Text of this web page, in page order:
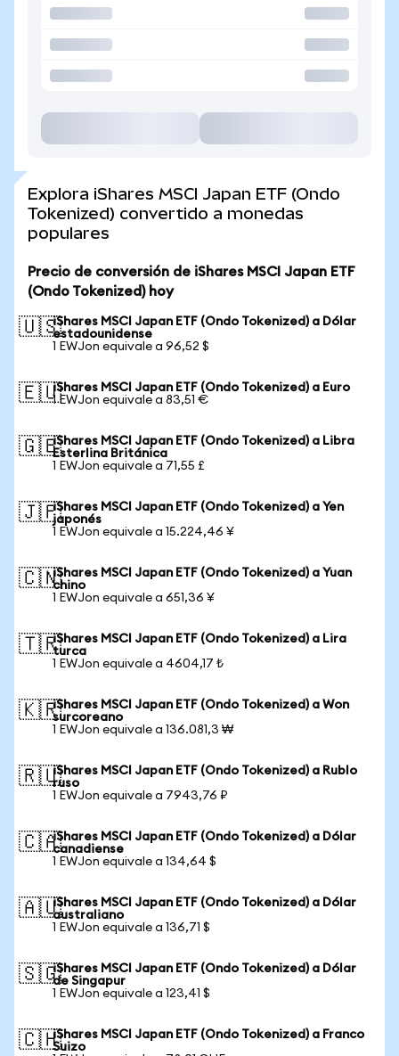
Explora iShares MSCI Japan ETF (Ondo
Tokenized) convertido a monedas
populares
Precio de conversión de iShares MSCI Japan ETF
(Ondo Tokenized) hoy
🇺🇸iShares MSCI Japan ETF (Ondo Tokenized) a Dólar
estadounidense
1 EWJon equivale a 96,52 $
🇪🇺iShares MSCI Japan ETF (Ondo Tokenized) a Euro
1 EWJon equivale a 83,51 €
🇬🇧iShares MSCI Japan ETF (Ondo Tokenized) a Libra
Esterlina Británica
1 EWJon equivale a 71,55 £
🇯🇵iShares MSCI Japan ETF (Ondo Tokenized) a Yen
japonés
1 EWJon equivale a 15.224,46 ¥
🇨🇳iShares MSCI Japan ETF (Ondo Tokenized) a Yuan
chino
1 EWJon equivale a 651,36 ¥
🇹🇷iShares MSCI Japan ETF (Ondo Tokenized) a Lira
turca
1 EWJon equivale a 4604,17 ₺
🇰🇷iShares MSCI Japan ETF (Ondo Tokenized) a Won
surcoreano
1 EWJon equivale a 136.081,3 ₩
🇷🇺iShares MSCI Japan ETF (Ondo Tokenized) a Rublo
ruso
1 EWJon equivale a 7943,76 ₽
🇨🇦iShares MSCI Japan ETF (Ondo Tokenized) a Dólar
canadiense
1 EWJon equivale a 134,64 $
🇦🇺iShares MSCI Japan ETF (Ondo Tokenized) a Dólar
australiano
1 EWJon equivale a 136,71 $
🇸🇬iShares MSCI Japan ETF (Ondo Tokenized) a Dólar
de Singapur
1 EWJon equivale a 123,41 $
🇨🇭iShares MSCI Japan ETF (Ondo Tokenized) a Franco
Suizo